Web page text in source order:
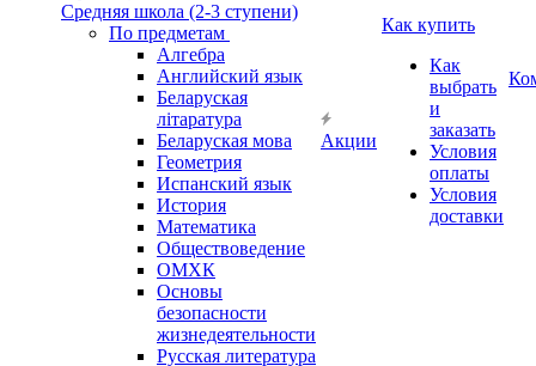
Средняя школа (2-3 ступени)
По предметам
Алгебра
Английский язык
Беларуская
літаратура
Беларуская мова
Геометрия
Испанский язык
История
Математика
Обществоведение
ОМХК
Основы
безопасности
жизнедеятельности
Русская литература
Акции
Как купить
Как
выбрать
и
заказать
Условия
оплаты
Условия
доставки